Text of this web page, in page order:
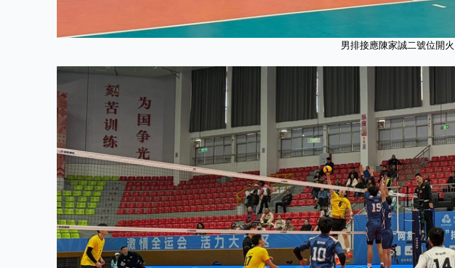
男排接應陳家誠二號位開火